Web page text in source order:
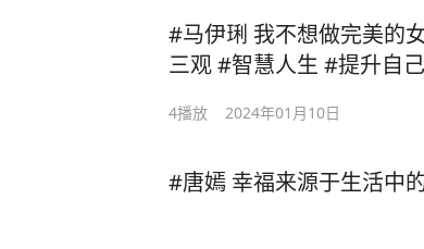
#马伊琍 我不想做完美的
三观 #智慧人生 #提升自
4播放 2024年01月10日
#唐嫣 幸福来源于生活中